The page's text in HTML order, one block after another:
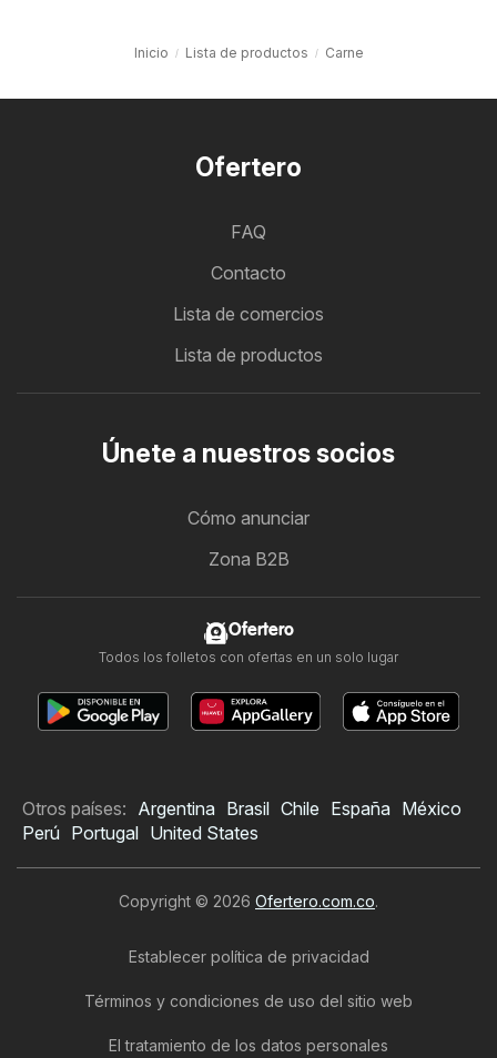
Inicio Lista de productos Carne
Ofertero
FAQ
Contacto
Lista de comercios
Lista de productos
Únete a nuestros socios
Cómo anunciar
Zona B2B
Ofertero
Todos los folletos con ofertas en un solo lugar
Otros países: Argentina Brasil Chile España México
Perú Portugal United States
Copyright © 2026 Ofertero.com.co.
Establecer política de privacidad
Términos y condiciones de uso del sitio web
El tratamiento de los datos personales